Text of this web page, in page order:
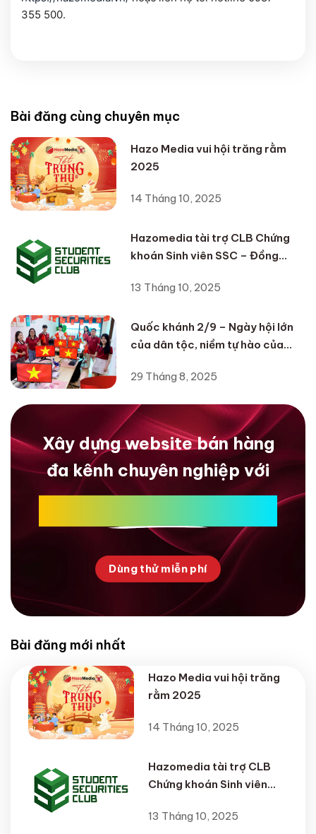
355 500.
Bài đăng cùng chuyên mục
Hazo Media vui hội trăng rằm
2025
14 Tháng 10, 2025
Hazomedia tài trợ CLB Chứng
khoán Sinh viên SSC – Đồng
13 Tháng 10, 2025
Quốc khánh 2/9 – Ngày hội lớn
của dân tộc, niềm tự hào của
29 Tháng 8, 2025
Xây dựng website bán hàng
đa kênh chuyên nghiệp với
Dùng thử miễn phí
Bài đăng mới nhất
Hazo Media vui hội trăng
rằm 2025
14 Tháng 10, 2025
Hazomedia tài trợ CLB
Chứng khoán Sinh viên
thế hệ nhà đầu tư trẻ
13 Tháng 10, 2025